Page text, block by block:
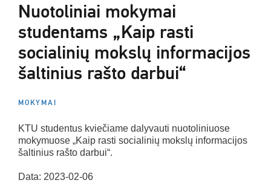
Nuotoliniai mokymai
studentams „Kaip rasti
socialinių mokslų informacijos
šaltinius rašto darbui“
MOKYMAI
KTU studentus kviečiame dalyvauti nuotoliniuose
mokymuose „Kaip rasti socialinių mokslų informacijos
šaltinius rašto darbui“.
Data: 2023-02-06